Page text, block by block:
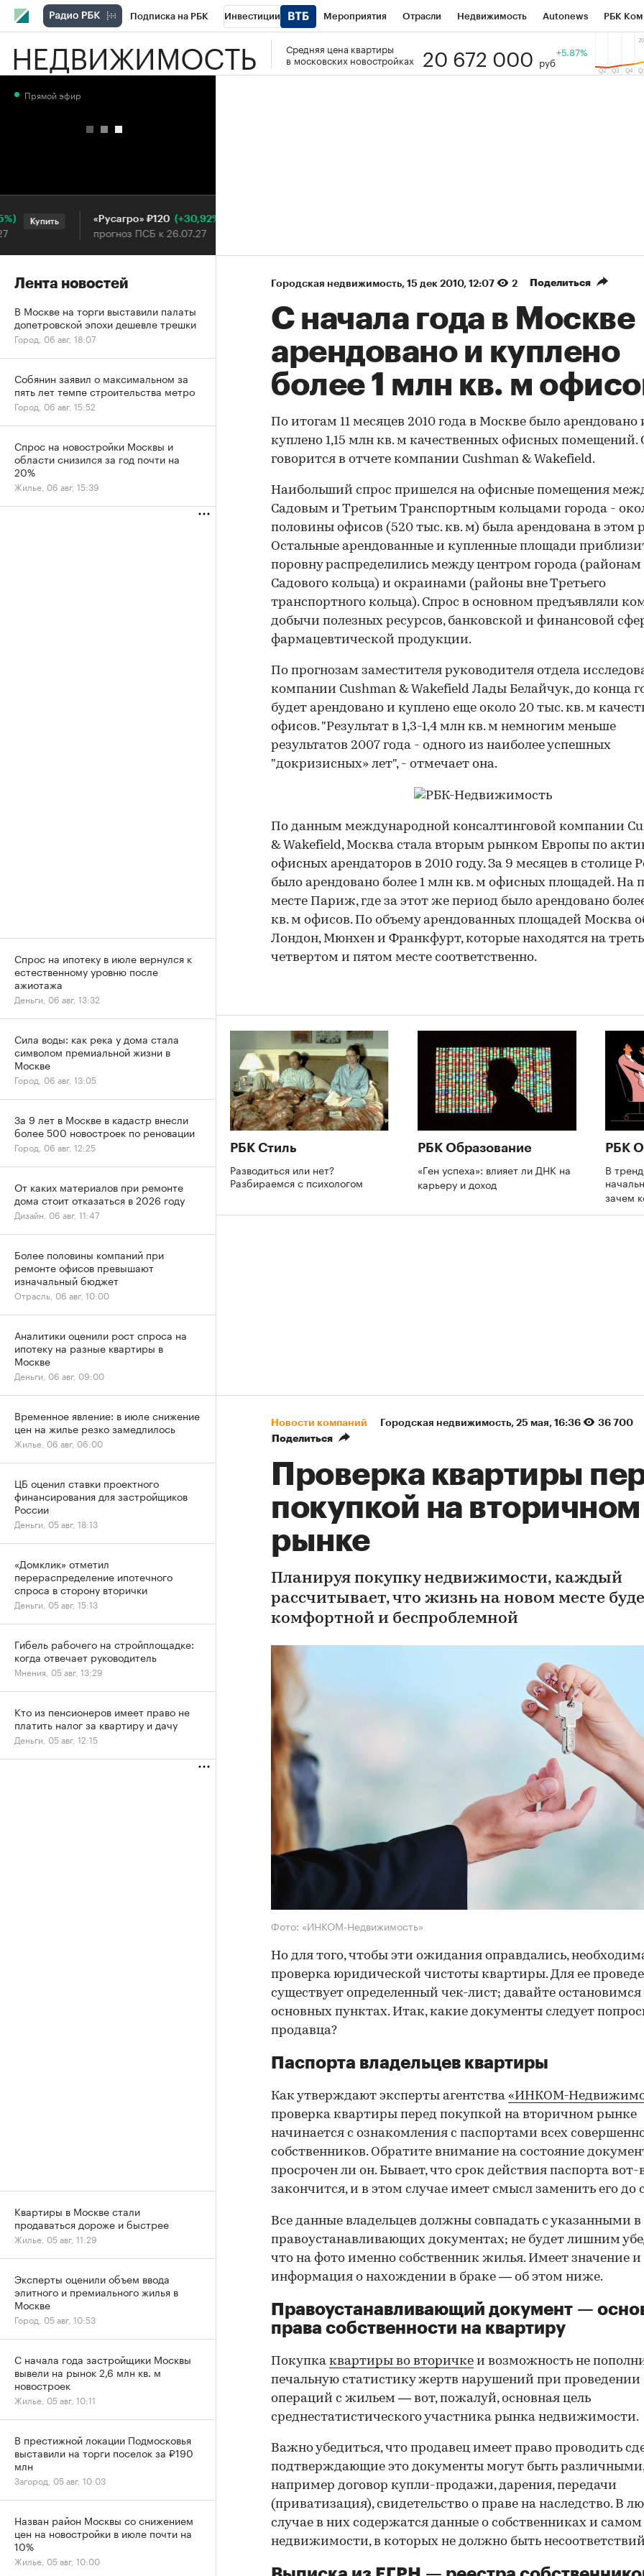
Подписка на РБК Инвестиции Мероприятия Отрасли Недвижимость Autonews РБК
РБК Вино Спорт Школа управления РБК РБК Образование Тренды
НЕДВИЖИМОСТЬ
Средняя цена квартиры
в московских новостройках
20 672 000 руб
+5.87%
Городская недвижимость⁠, 15 дек 2010, 12:07 2 Поделиться
С начала года в Москве
арендовано и куплено
более 1 млн кв. м
По итогам 11 месяцев 2010 года в Москве было арендовано
куплено 1,15 млн кв. м качественных офисных помещений.
говорится в отчете компании Cushman & Wakefield.
Наибольший спрос пришелся на офисные помещения
Садовым и Третьим Транспортным кольцами города -
половины офисов (520 тыс. кв. м) была арендована в этом
Остальные арендованные и купленные площади
поровну распределились между центром города (районам
Садового кольца) и окраинами (районы вне Третьего
транспортного кольца). Спрос в основном предъявляли
добычи полезных ресурсов, банковской и финансовой
фармацевтической продукции.
По прогнозам заместителя руководителя отдела
компании Cushman & Wakefield Лады Белайчук, до конца
будет арендовано и куплено еще около 20 тыс. кв. м
офисов. "Результат в 1,3-1,4 млн кв. м немногим меньше
результатов 2007 года - одного из наиболее успешных
"докризисных» лет", - отмечает она.
По данным международной консалтинговой компании
& Wakefield, Москва стала вторым рынком Европы по
офисных арендаторов в 2010 году. За 9 месяцев в столице
было арендовано более 1 млн кв. м офисных площадей. На
месте Париж, где за этот же период было арендовано
кв. м офисов. По объему арендованных площадей Москва
Лондон, Мюнхен и Франкфурт, которые находятся на
четвертом и пятом месте соответственно.
РБК Стиль
Разводиться или нет?
Разбираемся с психологом
РБК Образование
«Ген успеха»: влияет ли ДНК на
карьеру и доход
РБК
В
зачем
Новости компаний Городская недвижимость⁠, 25 мая, 16:36
36 700
Поделиться
Проверка квартиры
покупкой на вторичном
рынке
Планируя покупку недвижимости, каждый
рассчитывает, что жизнь на новом месте
комфортной и беспроблемной
Фото: «ИНКОМ-Недвижимость»
Но для того, чтобы эти ожидания оправдались,
проверка юридической чистоты квартиры. Для ее
существует определенный чек-лист; давайте остановимся
основных пунктах. Итак, какие документы следует
продавца?
Паспорта владельцев квартиры
Как утверждают эксперты агентства «ИНКОМ-
проверка квартиры перед покупкой на вторичном рынке
начинается с ознакомления с паспортами всех
собственников. Обратите внимание на состояние
просрочен ли он. Бывает, что срок действия паспорта вот-
закончится, и в этом случае имеет смысл заменить его до
Все данные владельцев должны совпадать с указанными в
правоустанавливающих документах; не будет лишним
что на фото именно собственник жилья. Имеет значение и
информация о нахождении в браке — об этом ниже.
Правоустанавливающий документ —
права собственности на квартиру
Покупка квартиры во вторичке и возможность не
печальную статистику жертв нарушений при проведении
операций с жильем — вот, пожалуй, основная цель
среднестатистического участника рынка недвижимости.
Важно убедиться, что продавец имеет право проводить
подтверждающие это документы могут быть различными,
например договор купли-продажи, дарения, передачи
(приватизация), свидетельство о праве на наследство. В
случае в них содержатся данные о собственниках и самом
недвижимости, в которых не должно быть
Прямой эфир
Купить «Русагро» ₽120 (+30,92%)
прогноз ПСБ к 26.07.27
Лента новостей
В Москве на торги выставили палаты
допетровской эпохи дешевле трешки
Город, 06 авг, 18:07
Собянин заявил о максимальном за
пять лет темпе строительства метро
Город, 06 авг, 15:52
Спрос на новостройки Москвы и
области снизился за год почти на
20%
Жилье, 06 авг, 15:39
Спрос на ипотеку в июле вернулся к
естественному уровню после
ажиотажа
Деньги, 06 авг, 13:32
Сила воды: как река у дома стала
символом премиальной жизни в
Москве
Город, 06 авг, 13:05
За 9 лет в Москве в кадастр внесли
более 500 новостроек по реновации
Город, 06 авг, 12:25
От каких материалов при ремонте
дома стоит отказаться в 2026 году
Дизайн, 06 авг, 11:47
Более половины компаний при
ремонте офисов превышают
изначальный бюджет
Отрасль, 06 авг, 10:00
Аналитики оценили рост спроса на
ипотеку на разные квартиры в
Москве
Деньги, 06 авг, 09:00
Временное явление: в июле снижение
цен на жилье резко замедлилось
Жилье, 06 авг, 06:00
ЦБ оценил ставки проектного
финансирования для застройщиков
России
Деньги, 05 авг, 18:13
«Домклик» отметил
перераспределение ипотечного
спроса в сторону вторички
Деньги, 05 авг, 15:13
Гибель рабочего на стройплощадке:
когда отвечает руководитель
Мнения, 05 авг, 13:29
Кто из пенсионеров имеет право не
платить налог за квартиру и дачу
Деньги, 05 авг, 12:15
Квартиры в Москве стали
продаваться дороже и быстрее
Жилье, 05 авг, 11:29
Эксперты оценили объем ввода
элитного и премиального жилья в
Москве
Город, 05 авг, 10:53
С начала года застройщики Москвы
вывели на рынок 2,6 млн кв. м
новостроек
Жилье, 05 авг, 10:11
В престижной локации Подмосковья
выставили на торги поселок за ₽190
млн
Загород, 05 авг, 10:03
Назван район Москвы со снижением
цен на новостройки в июле почти на
10%
Жилье, 05 авг, 10:00